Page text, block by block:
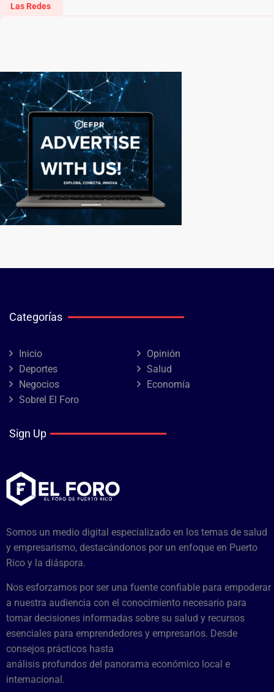
Las Redes
Categorías
Inicio
Opinión
Deportes
Salud
Negocios
Economía
Sobrel El Foro
Sign Up
Somos un medio digital especializado en los temas de salud
y empresarismo, destacándonos por un enfoque en Puerto
Rico y la diáspora.
Nos esforzamos por ser una fuente confiable para empoderar
a nuestra audiencia con el conocimiento necesario para
tomar decisiones informadas sobre su salud y recursos
esenciales para emprendedores y empresarios. Desde
consejos prácticos hasta
análisis profundos del panorama económico local e
internacional.